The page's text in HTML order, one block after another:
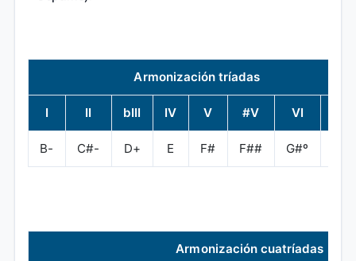
Armonización tríadas
I II bIII IV V #V VI
B- C#- D+ E F# F## G#º
Armonización cuatríadas